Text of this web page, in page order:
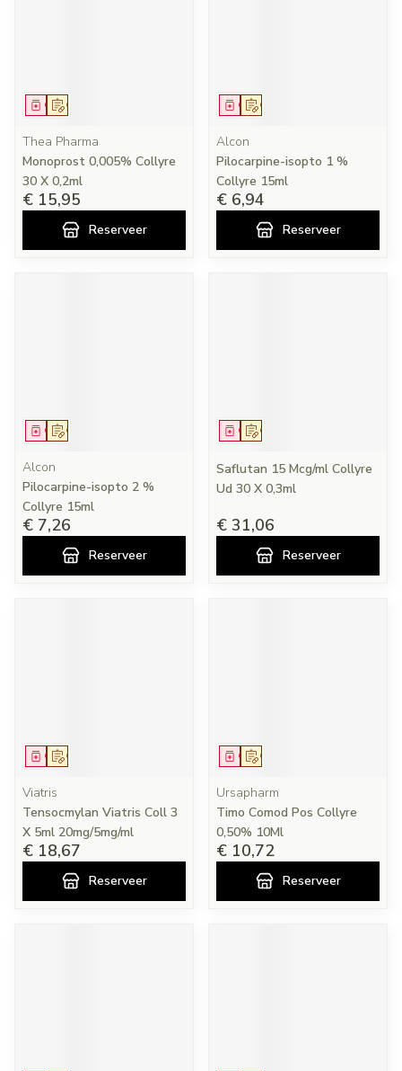
Op voorschrift
Geneesmiddel
Thea Pharma
Monoprost 0,005% Collyre
30 X 0,2ml
€ 15,95
Reserveer
Op voorschrift
Geneesmiddel
Alcon
Pilocarpine-isopto 1 %
Collyre 15ml
€ 6,94
Reserveer
Op voorschrift
Geneesmiddel
Alcon
Pilocarpine-isopto 2 %
Collyre 15ml
€ 7,26
Reserveer
Op voorschrift
Geneesmiddel
Saflutan 15 Mcg/ml Collyre
Ud 30 X 0,3ml
€ 31,06
Reserveer
Op voorschrift
Geneesmiddel
Viatris
Tensocmylan Viatris Coll 3
X 5ml 20mg/5mg/ml
€ 18,67
Reserveer
Op voorschrift
Geneesmiddel
Ursapharm
Timo Comod Pos Collyre
0,50% 10Ml
€ 10,72
Reserveer